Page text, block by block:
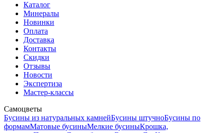
Каталог
Минералы
Новинки
Оплата
Доставка
Контакты
Скидки
Отзывы
Новости
Экспертиза
Мастер-классы
Самоцветы
Бусины из натуральных камнейБусины штучноБусины по
формамМатовые бусиныМелкие бусиныКрошка,